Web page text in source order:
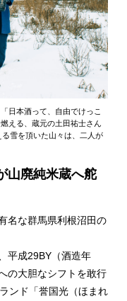
日本酒って、自由でけっこ
える、蔵元の土田祐士さん
雪を頂いた山々は、二人が
山廃純米蔵へ舵
名な群馬県利根沼田の
平成29BY（酒造年
の大胆なシフトを敢行
ンド「誉国光（ほまれ